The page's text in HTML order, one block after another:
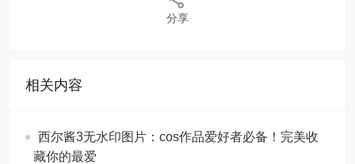
分享
相关内容
西尔酱3无水印图片：cos作品爱好者必备！完美收
藏你的最爱